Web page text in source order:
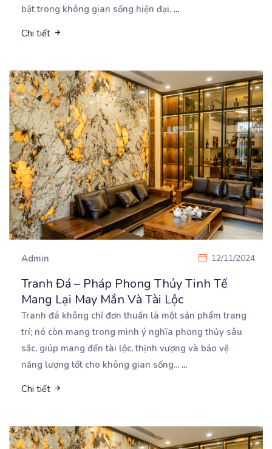
bật trong không gian sống hiện đại. ...
Chi tiết
Admin 12/11/2024
Tranh Đá – Pháp Phong Thủy Tinh Tế
Mang Lại May Mắn Và Tài Lộc
Tranh đá không chỉ đơn thuần là một sản phẩm trang
trí; nó còn mang trong mình ý nghĩa phongthủy sâu
sắc, giúp mang đến tài lộc, thịnh vượng và bảo vệ
năng lượng tốt cho không gian sống... ...
Chi tiết